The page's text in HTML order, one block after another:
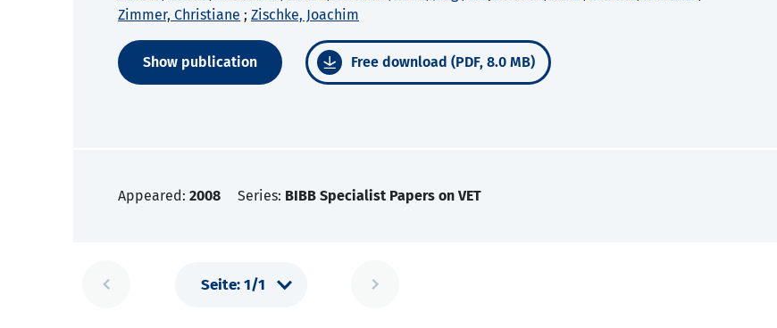
Zimmer, Christiane ; Zischke, Joachim
Show publication Free download (PDF, 8.0 MB)
Appeared: 2008 Series: BIBB Specialist Papers on VET